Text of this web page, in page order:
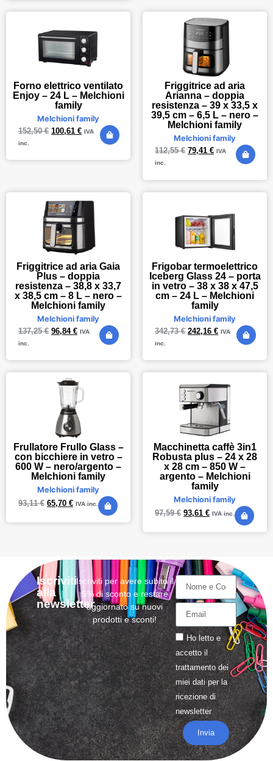
Forno elettrico ventilato
Enjoy – 24 L – Melchioni
family
Melchioni family
152,50€ 100,61 € IVA
inc.
Friggitrice ad aria
Arianna – doppia
resistenza – 39 x 33,5 x
39,5 cm – 6,5 L – nero –
Melchioni family
Melchioni family
112,55€ 79,41 € IVA
inc.
Friggitrice ad aria Gaia
Plus – doppia
resistenza – 38,8 x 33,7
x 38,5 cm – 8 L – nero –
Melchioni family
Melchioni family
137,25€ 96,84 € IVA
inc.
Frigobar termoelettrico
Iceberg Glass 24 – porta
in vetro – 38 x 38 x 47,5
cm – 24 L – Melchioni
family
Melchioni family
342,73€ 242,16 € IVA
inc.
Frullatore Frullo Glass –
con bicchiere in vetro –
600 W – nero/argento –
Melchioni family
Melchioni family
93,11€ 65,70 € IVA inc.
Macchinetta caffè 3in1
Robusta plus – 24 x 28
x 28 cm – 850 W –
argento – Melchioni
family
Melchioni family
97,59€ 93,61 € IVA inc.
Iscriviti
alla
newsletter
Iscriviti per avere subito il
5% di sconto e restare
aggiornato su nuovi
prodotti e sconti!
Ho letto e
accetto il
trattamentodei
miei dati per la
ricezione di
newsletter
Invia